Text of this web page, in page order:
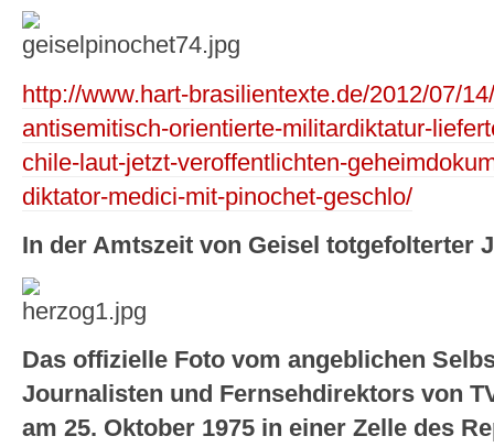
http://www.hart-brasilientexte.de/2012/07/
antisemitisch-orientierte-militardiktatur-
chile-laut-jetzt-veroffentlichten-
diktator-medici-mit-pinochet-geschlo/
In der Amtszeit von Geisel totgefolterter
Das offizielle Foto vom angeblichen
Journalisten und Fernsehdirektors von
am 25. Oktober 1975 in einer Zelle des